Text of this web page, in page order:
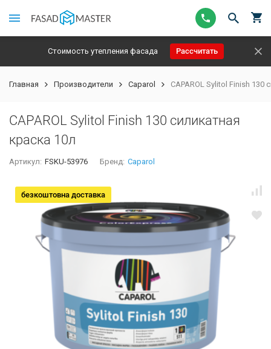
Стоимость утепления фасада Рассчитать
Главная Производители Caparol CAPAROL Sylitol Finish 130
CAPAROL Sylitol Finish 130 силикатная
краска 10л
Артикул: FSKU-53976 Бренд: Caparol
безкоштовна доставка